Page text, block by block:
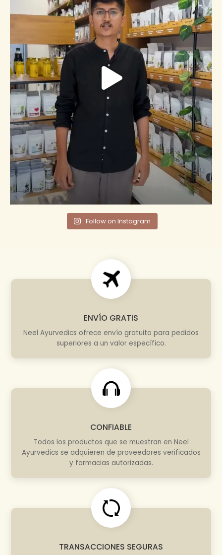
Follow on Instagram
ENVÍO GRATIS
Neel Ayurvedics ofrece envío gratuito para pedidos
superiores a un valor específico.
CONFIABLE
Todos los productos que se muestran en Neel
Ayurvedics se adquieren de proveedores verificados
y farmacias autorizadas.
TRANSACCIONES SEGURAS